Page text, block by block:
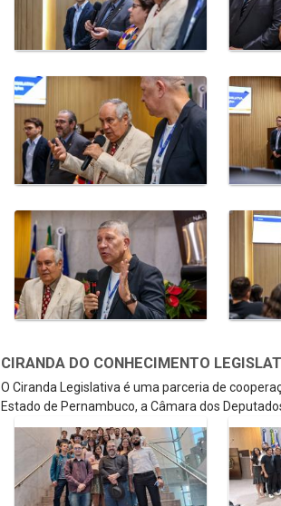
CIRANDA DO CONHECIMENTO
O Ciranda Legislativa é uma parceria de
Estado de Pernambuco, a Câmara dos
Galeria de Mídias